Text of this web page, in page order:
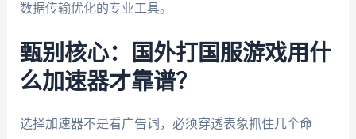
数据传输优化的专业工具。
甄别核心：国外打国服游戏用什
么加速器才靠谱？
选择加速器不是看广告词，必须穿透表象抓住几个命